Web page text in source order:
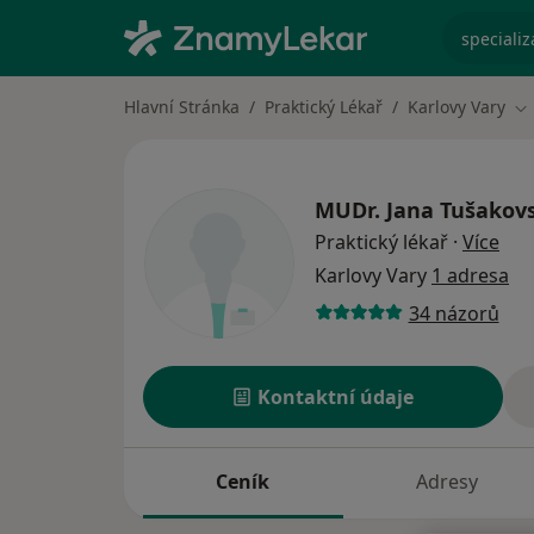
Hlavní Stránka Praktický Lékař Karlovy Vary
MUDr. Jana
Praktický lékař · Více
Karlovy Vary 1 adresa
34 názorů
Kontaktní údaje
Ceník Adresy